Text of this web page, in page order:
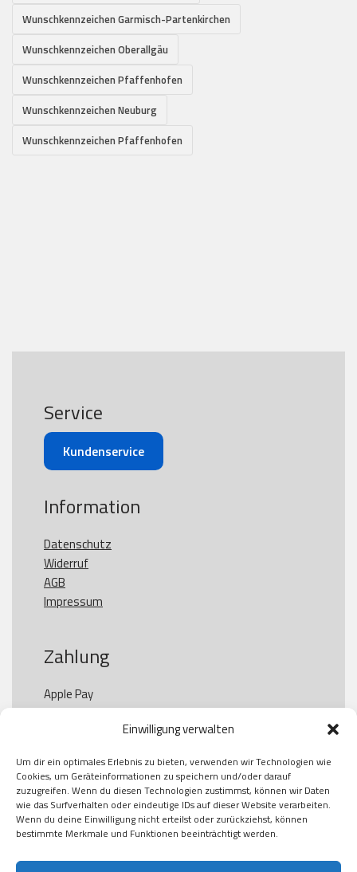
Einwilligung verwalten
Um dir ein optimales Erlebnis zu bieten, verwenden wir Technologien wie
Cookies, um Geräteinformationen zu speichern und/oder darauf
zuzugreifen. Wenn du diesen Technologien zustimmst, können wir Daten
wie das Surfverhalten oder eindeutige IDs auf dieser Website verarbeiten.
Wenn du deine Einwilligung nicht erteilst oder zurückziehst, können
bestimmte Merkmale und Funktionen beeinträchtigt werden.
Wunschkennzeichen Garmisch-Partenkirchen
Wunschkennzeichen Oberallgäu
Wunschkennzeichen Pfaffenhofen
Wunschkennzeichen Neuburg
Wunschkennzeichen Pfaffenhofen
Service
Kundenservice
Information
Datenschutz
Widerruf
AGB
Impressum
Zahlung
Apple Pay
Paypal
Kauf auf Rechung
Klarna
American Express